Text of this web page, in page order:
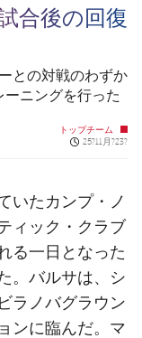
合後の回復
との対戦のわずか
ニングを行った
トップチーム
Published
25?11月?23?
いたカンプ・ノ
ィック・クラブ
る一日となった
。バルサは、シ
ラノバグラウン
ンに臨んだ。マ